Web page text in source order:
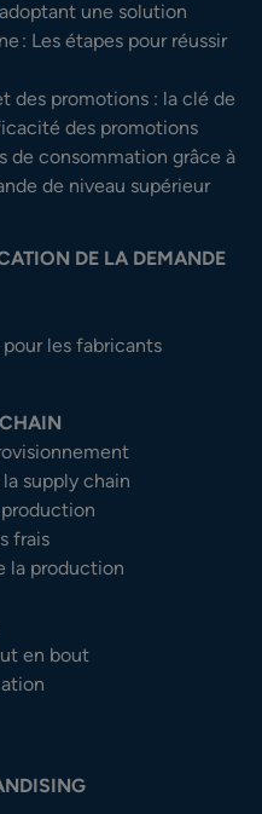
une solution
: Les étapes pour réussir
des promotions : la clé de
des promotions
de consommation grâce à
de niveau supérieur
DE LA DEMANDE
les fabricants
supply chain
frais
la production
en bout